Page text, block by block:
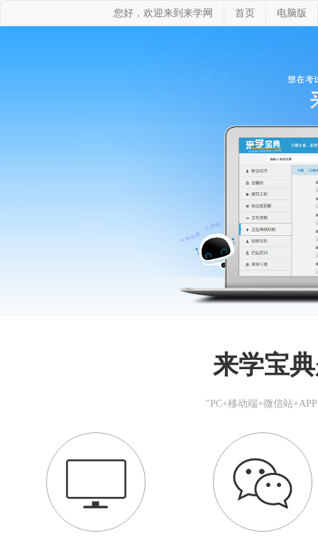
您好，欢迎来到来学网 首页 电脑版
来学宝
"PC+移动端+微信站